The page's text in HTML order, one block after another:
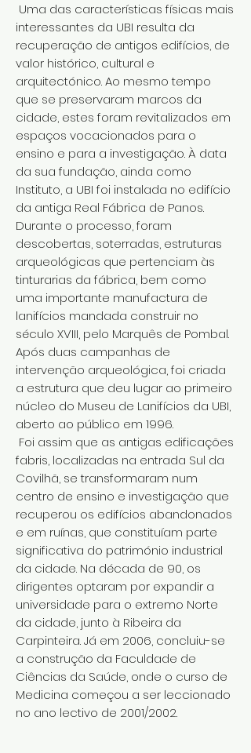
Uma das características físicas mais
interessantes da UBI resulta da
recuperação de antigos edifícios, de
valor histórico, cultural e
arquitectónico. Ao mesmo tempo
que se preservaram marcos da
cidade, estes foram revitalizados em
espaços vocacionados para o
ensino e para a investigação. À data
da sua fundação, ainda como
Instituto, a UBI foi instalada no edifício
da antiga Real Fábrica de Panos.
Durante o processo, foram
descobertas, soterradas, estruturas
arqueológicas que pertenciam às
tinturarias da fábrica, bem como
uma importante manufactura de
lanifícios mandada construir no
século XVIII, pelo Marquês de Pombal.
Após duas campanhas de
intervenção arqueológica, foi criada
a estrutura que deu lugar ao primeiro
núcleo do Museu de Lanifícios da UBI,
aberto ao público em 1996.
Foi assim que as antigas edificações
fabris, localizadas na entrada Sul da
Covilhã, se transformaram num
centro de ensino e investigação que
recuperou os edifícios abandonados
e em ruínas, que constituíam parte
significativa do património industrial
da cidade. Na década de 90, os
dirigentes optaram por expandir a
universidade para o extremo Norte
da cidade, junto à Ribeira da
Carpinteira. Já em 2006, concluiu-se
a construção da Faculdade de
Ciências da Saúde, onde o curso de
Medicina começou a ser leccionado
no ano lectivo de 2001/2002.